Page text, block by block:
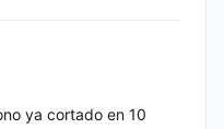
ya cortado en 10